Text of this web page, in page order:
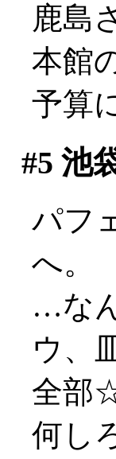
鹿島
本館
予算
#5 池
パフ
へ。
…な
ウ、
全
何し